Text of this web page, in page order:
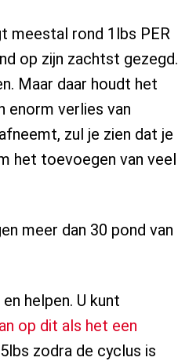
meestal rond 1lbs PER
op zijn zachtst gezegd.
Maar daar houdt het
enorm verlies van
zul je zien dat je
het toevoegen van veel
meer dan 30 pond van
helpen. U kunt
op dit als het een
zodra de cyclus is